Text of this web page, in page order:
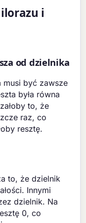
i
od dzielnika
musi być zawsze
była równa
to, że
raz, co
resztę.
to, że dzielnik
Innymi
dzielnik. Na
0, co